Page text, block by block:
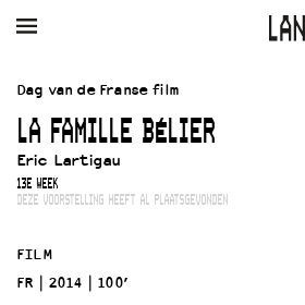
AGENDA FILM MUZIEK
Winkelmandje
PLAN JE BEZOEK
Bereikbaarheid
Kaartverkoop
Dag van de Franse film
LA FAMILLE BÉLIER
Eric Lartigau
13E WEEK
DEZE VOORSTELLING HEEFT AL PLAATSGEVONDEN
FILM
FR
2014
100’